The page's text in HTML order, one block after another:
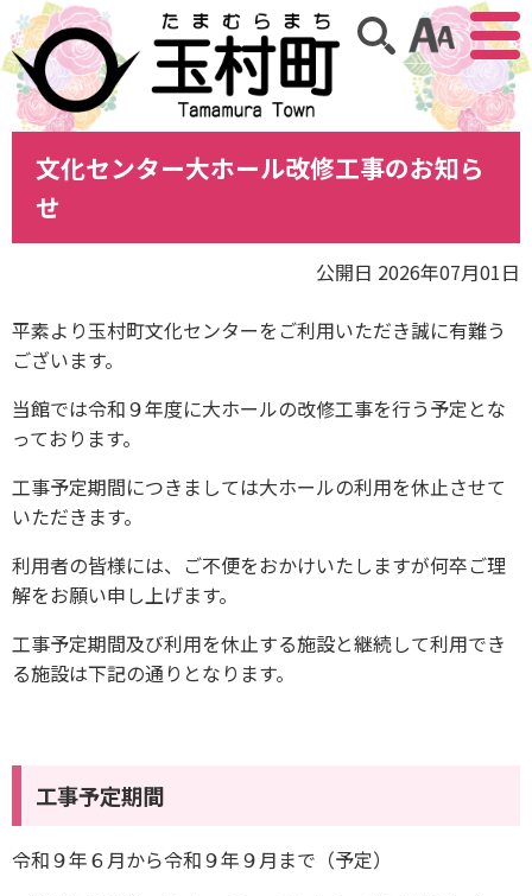
アクセ
サイト内検索
文化センター大ホール改修工事のお知ら
せ
公開日 2026年07月01日
平素より玉村町文化センターをご利用いただき誠に有難う
ございます。
当館では令和９年度に大ホールの改修工事を行う予定とな
っております。
工事予定期間につきましては大ホールの利用を休止させて
いただきます。
利用者の皆様には、ご不便をおかけいたしますが何卒ご理
解をお願い申し上げます。
工事予定期間及び利用を休止する施設と継続して利用でき
る施設は下記の通りとなります。
工事予定期間
令和９年６月から令和９年９月まで（予定）